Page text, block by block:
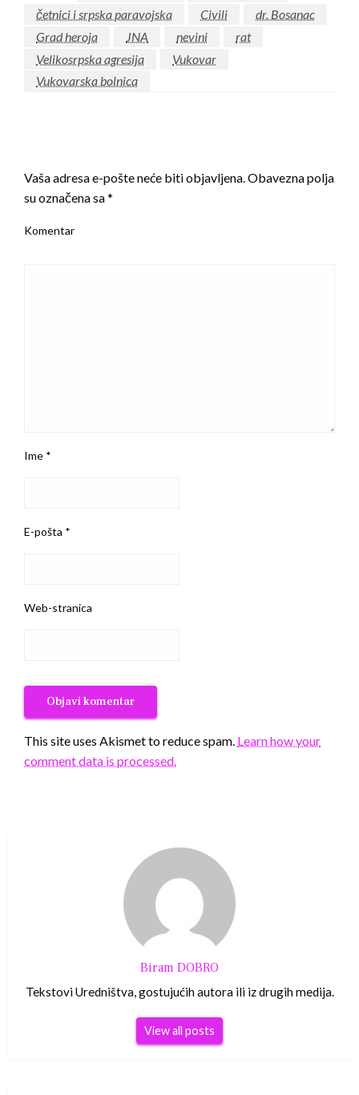
četnici i srpska paravojska Civili
dr. Bosanac
Grad heroja
JNA nevini
rat
Velikosrpska agresija
Vukovar
Vukovarska bolnica
Vaša adresa e-pošte neće biti objavljena.Obavezna polja
su označena sa*
Komentar
Ime *
E-pošta *
Web-stranica
This site uses Akismet to reduce spam. Learn how your
comment data is processed.
Biram DOBRO
Tekstovi Uredništva, gostujućih autora ili iz drugih medija.
View all posts